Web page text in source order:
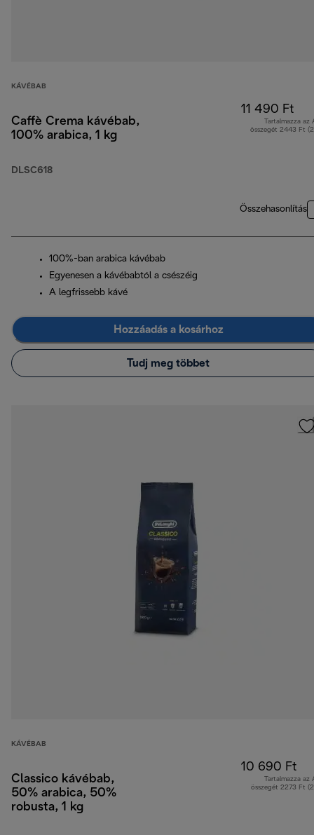
KÁVÉBAB
Caffè Crema kávébab,
100% arabica, 1 kg
DLSC618
11 490 Ft
Tartalmazza az
összegét 2443 Ft
Összehasonlítás
100%-ban arabica kávébab
Egyenesen a kávébabtól a csészéig
A legfrissebb kávé
Hozzáadás a kosárhoz
Tudj meg többet
KÁVÉBAB
Classico kávébab,
50% arabica, 50%
robusta, 1 kg
10 690 Ft
Tartalmazza az
összegét 2273 Ft